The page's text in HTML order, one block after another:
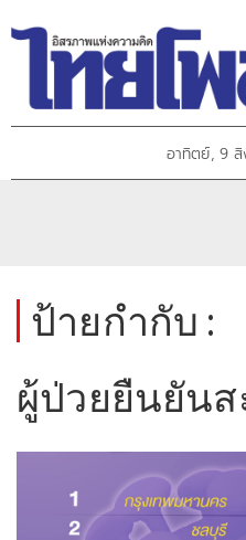
อาทิตย์, 9
ป้ายกำกับ :
ผู้ป่วยยืนยันส